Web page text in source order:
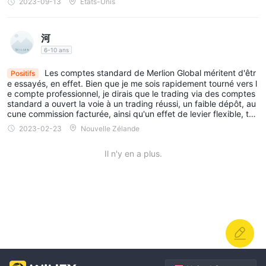
inclure une vérification par e-mail ou des instructions
Une fois votre compte approuvé, vous pouvez procéder au
financement de votre compte en utilisant l'une des méthodes de
financé votre compte, vous pouvez commencer à trader sur la
plateforme Merlion Global en utilisant les identifiants de
connexion fournis.
Effet de levier
effet de levier maximum de 1:400
Par exemple, si un trader a 1 000 $ sur son compte, il peut
trader avec une valeur totale de 400 000 $ (1 000 $ multiplié
édit, gardez à l'esprit qu'il y a des frais de 2 à 4 %. D’un autre cô
elles sont réglementées offshore et la licence SERC est dépassé
e. Donc, eh bien, c'est un peu risqué à cet égard. C’est un peu u
s. Autre point, ils ne fournissent pas de services dans certains pa
ys dont la Russie, la Corée du Nord, l'Iran, etc. Alors, avant de vo
us inscrire, assurez-vous que votre pays ne figure pas sur la liste
restreinte. Leur équipe d'assistance est plutôt bonne et disponibl
e 24h/24 et 5j/7. Je n'ai eu aucun problème urgent, mais lorsque
je les ai contactés, ils ont répondu assez rapidement. En conclusi
on, si vous y réfléchissez, n'oubliez pas de peser ces aspects à
河
6-10 ans
Positifs
Les comptes standard de Merlion Global méritent d'êtr
e essayés, en effet. Bien que je me sois rapidement tourné vers l
e compte professionnel, je dirais que le trading via des comptes
standard a ouvert la voie à un trading réussi, un faible dépôt, au
cune commission facturée, ainsi qu'un effet de levier flexible, tou
s disponibles.
2023-02-23 Nouvelle Zélande
Il n'y en a plus.